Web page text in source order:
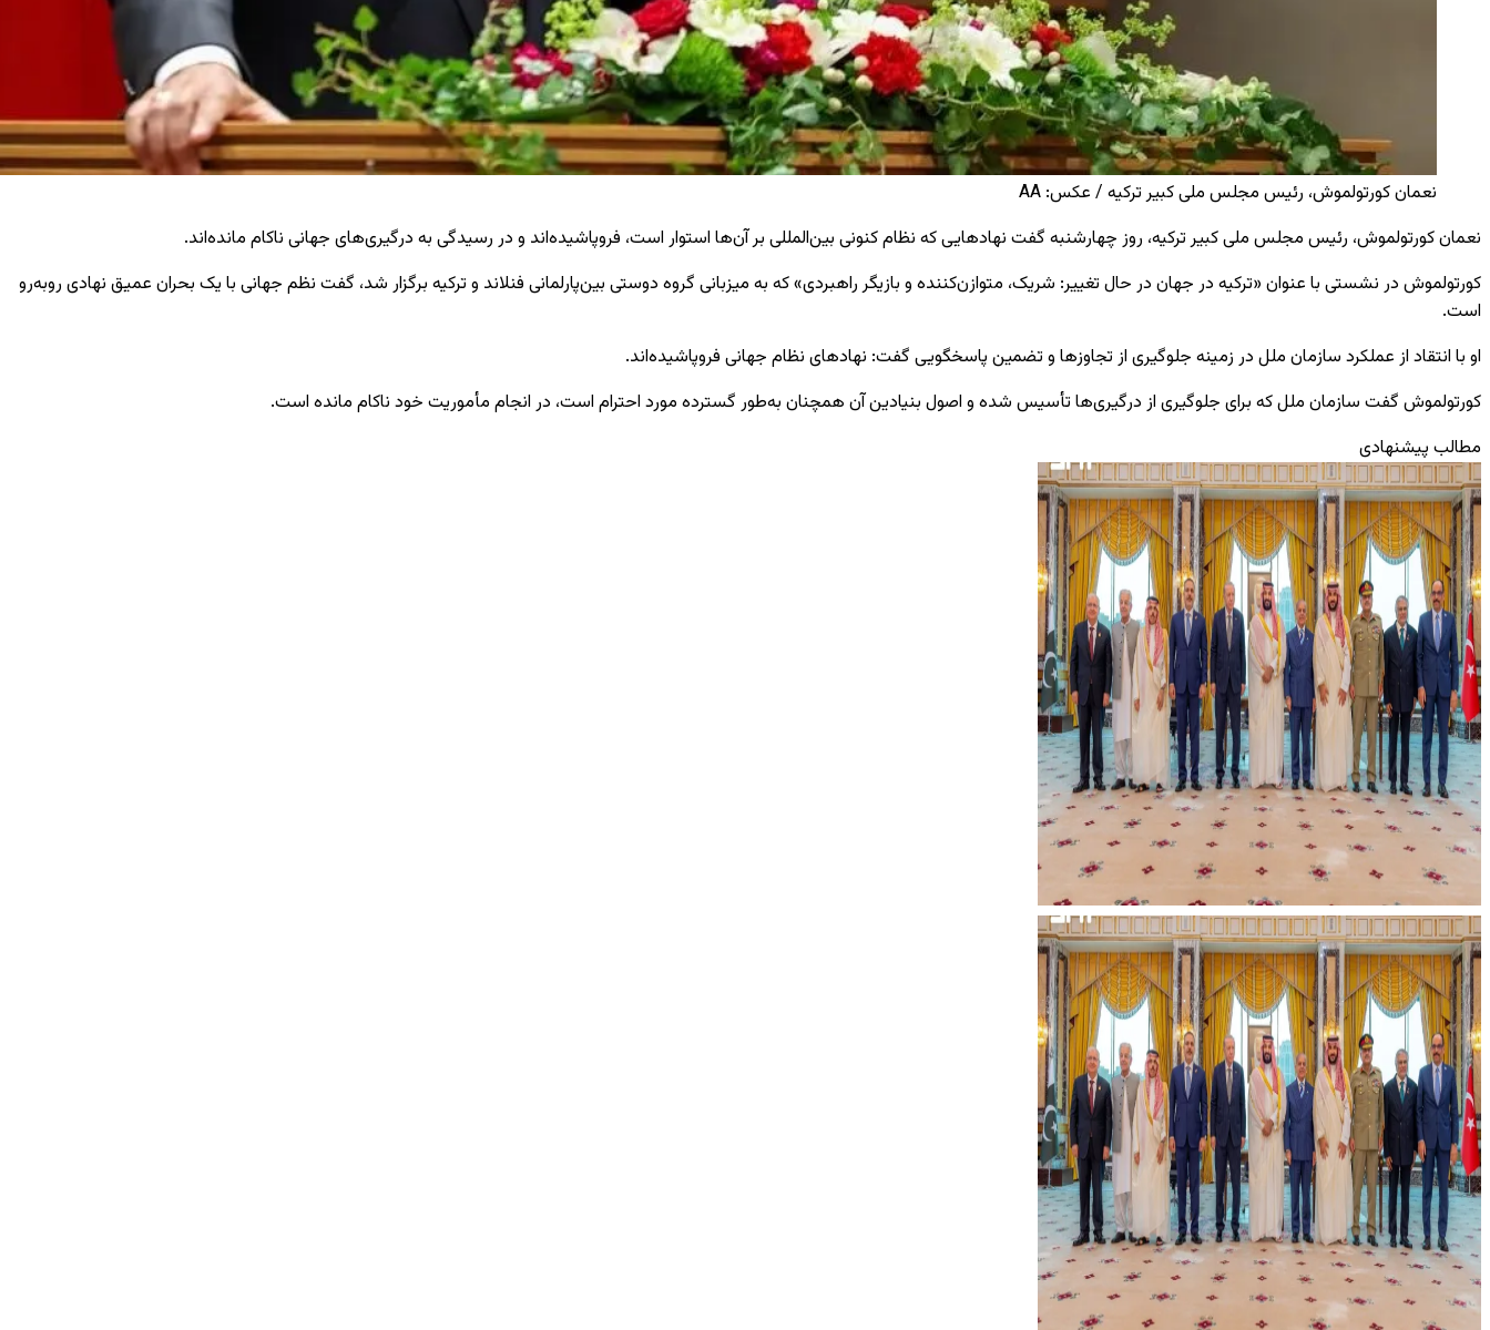
نعمان کورتولموش، رئیس مجلس ملی کبیر ترکیه / عکس: AA
نعمان کورتولموش، رئیس مجلس ملی کبیر ترکیه، روز چهارشنبه گفت نهادهایی که نظام کنونی بین‌المللی بر آن‌ها استوار است، فروپاشیده‌اند و در رسیدگی به درگیری‌های جهانی ناکام مانده‌اند.
کورتولموش در نشستی با عنوان «ترکیه در جهان در حال تغییر: شریک، متوازن‌کننده و بازیگر راهبردی» که به میزبانی گروه دوستی بین‌پارلمانی فنلاند و ترکیه برگزار شد، گفت نظم جهانی با یک بحران عمیق نهادی روبه‌رو
است.
او با انتقاد از عملکرد سازمان ملل در زمینه جلوگیری از تجاوزها و تضمین پاسخگویی گفت: نهادهای نظام جهانی فروپاشیده‌اند.
کورتولموش گفت سازمان ملل که برای جلوگیری از درگیری‌ها تأسیس شده و اصول بنیادین آن همچنان به‌طور گسترده مورد احترام است، در انجام مأموریت خود ناکام مانده است.
مطالب پیشنهادی